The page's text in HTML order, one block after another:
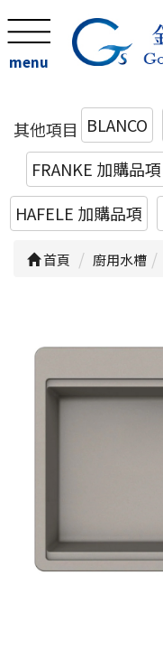
menu
其他項目 BLANCO
FRANKE 加購品項
HAFELE 加購品項
首頁 廚用水槽